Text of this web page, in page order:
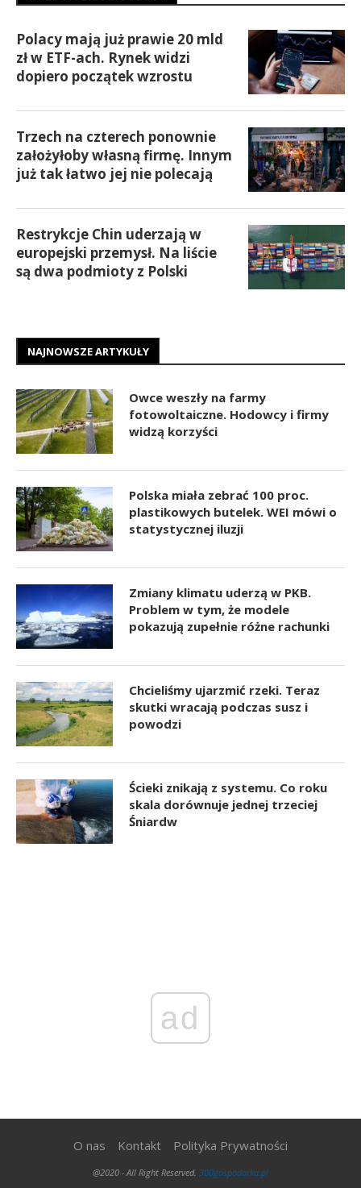
Polacy mają już prawie 20 mld
zł w ETF-ach. Rynek widzi
dopiero początek wzrostu
Trzech na czterech ponownie
założyłoby własną firmę. Innym
już tak łatwo jej nie polecają
Restrykcje Chin uderzają w
europejski przemysł. Na liście
są dwa podmioty z Polski
NAJNOWSZE ARTYKUŁY
Owce weszły na farmy
fotowoltaiczne. Hodowcy i firmy
widzą korzyści
Polska miała zebrać 100 proc.
plastikowych butelek. WEI mówi o
statystycznej iluzji
Zmiany klimatu uderzą w PKB.
Problem w tym, że modele
pokazują zupełnie różne rachunki
Chcieliśmy ujarzmić rzeki. Teraz
skutki wracają podczas susz i
powodzi
Ścieki znikają z systemu. Co roku
skala dorównuje jednej trzeciej
Śniardw
ad
O nas Kontakt Polityka Prywatności
@2020 - All Right Reserved. 300gospodarka.pl